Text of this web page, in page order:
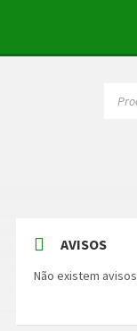
AVISOS
Não existem avisos